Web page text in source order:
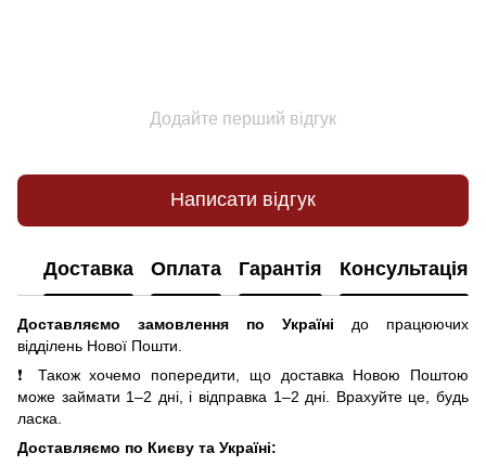
Додайте перший відгук
Написати відгук
Доставка Оплата Гарантія Консультація
Доставляємо замовлення по Україні
до працюючих
відділень Нової Пошти.
❗ Також хочемо попередити, що доставка Новою Поштою
може займати 1–2 дні, і відправка 1–2 дні. Врахуйте це, будь
ласка.
Доставляємо по Києву та Україні: